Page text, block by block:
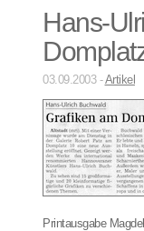
Hans-
03.09.2003 -Artikel
Printausgabe